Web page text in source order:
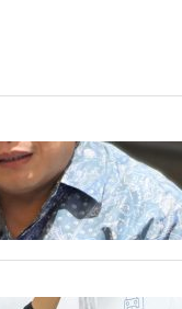
jadi Kunci